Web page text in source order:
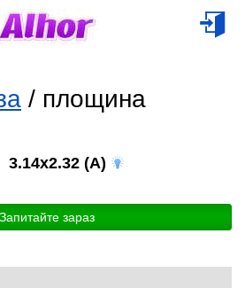
/ площина
(A)
Запитайте зараз